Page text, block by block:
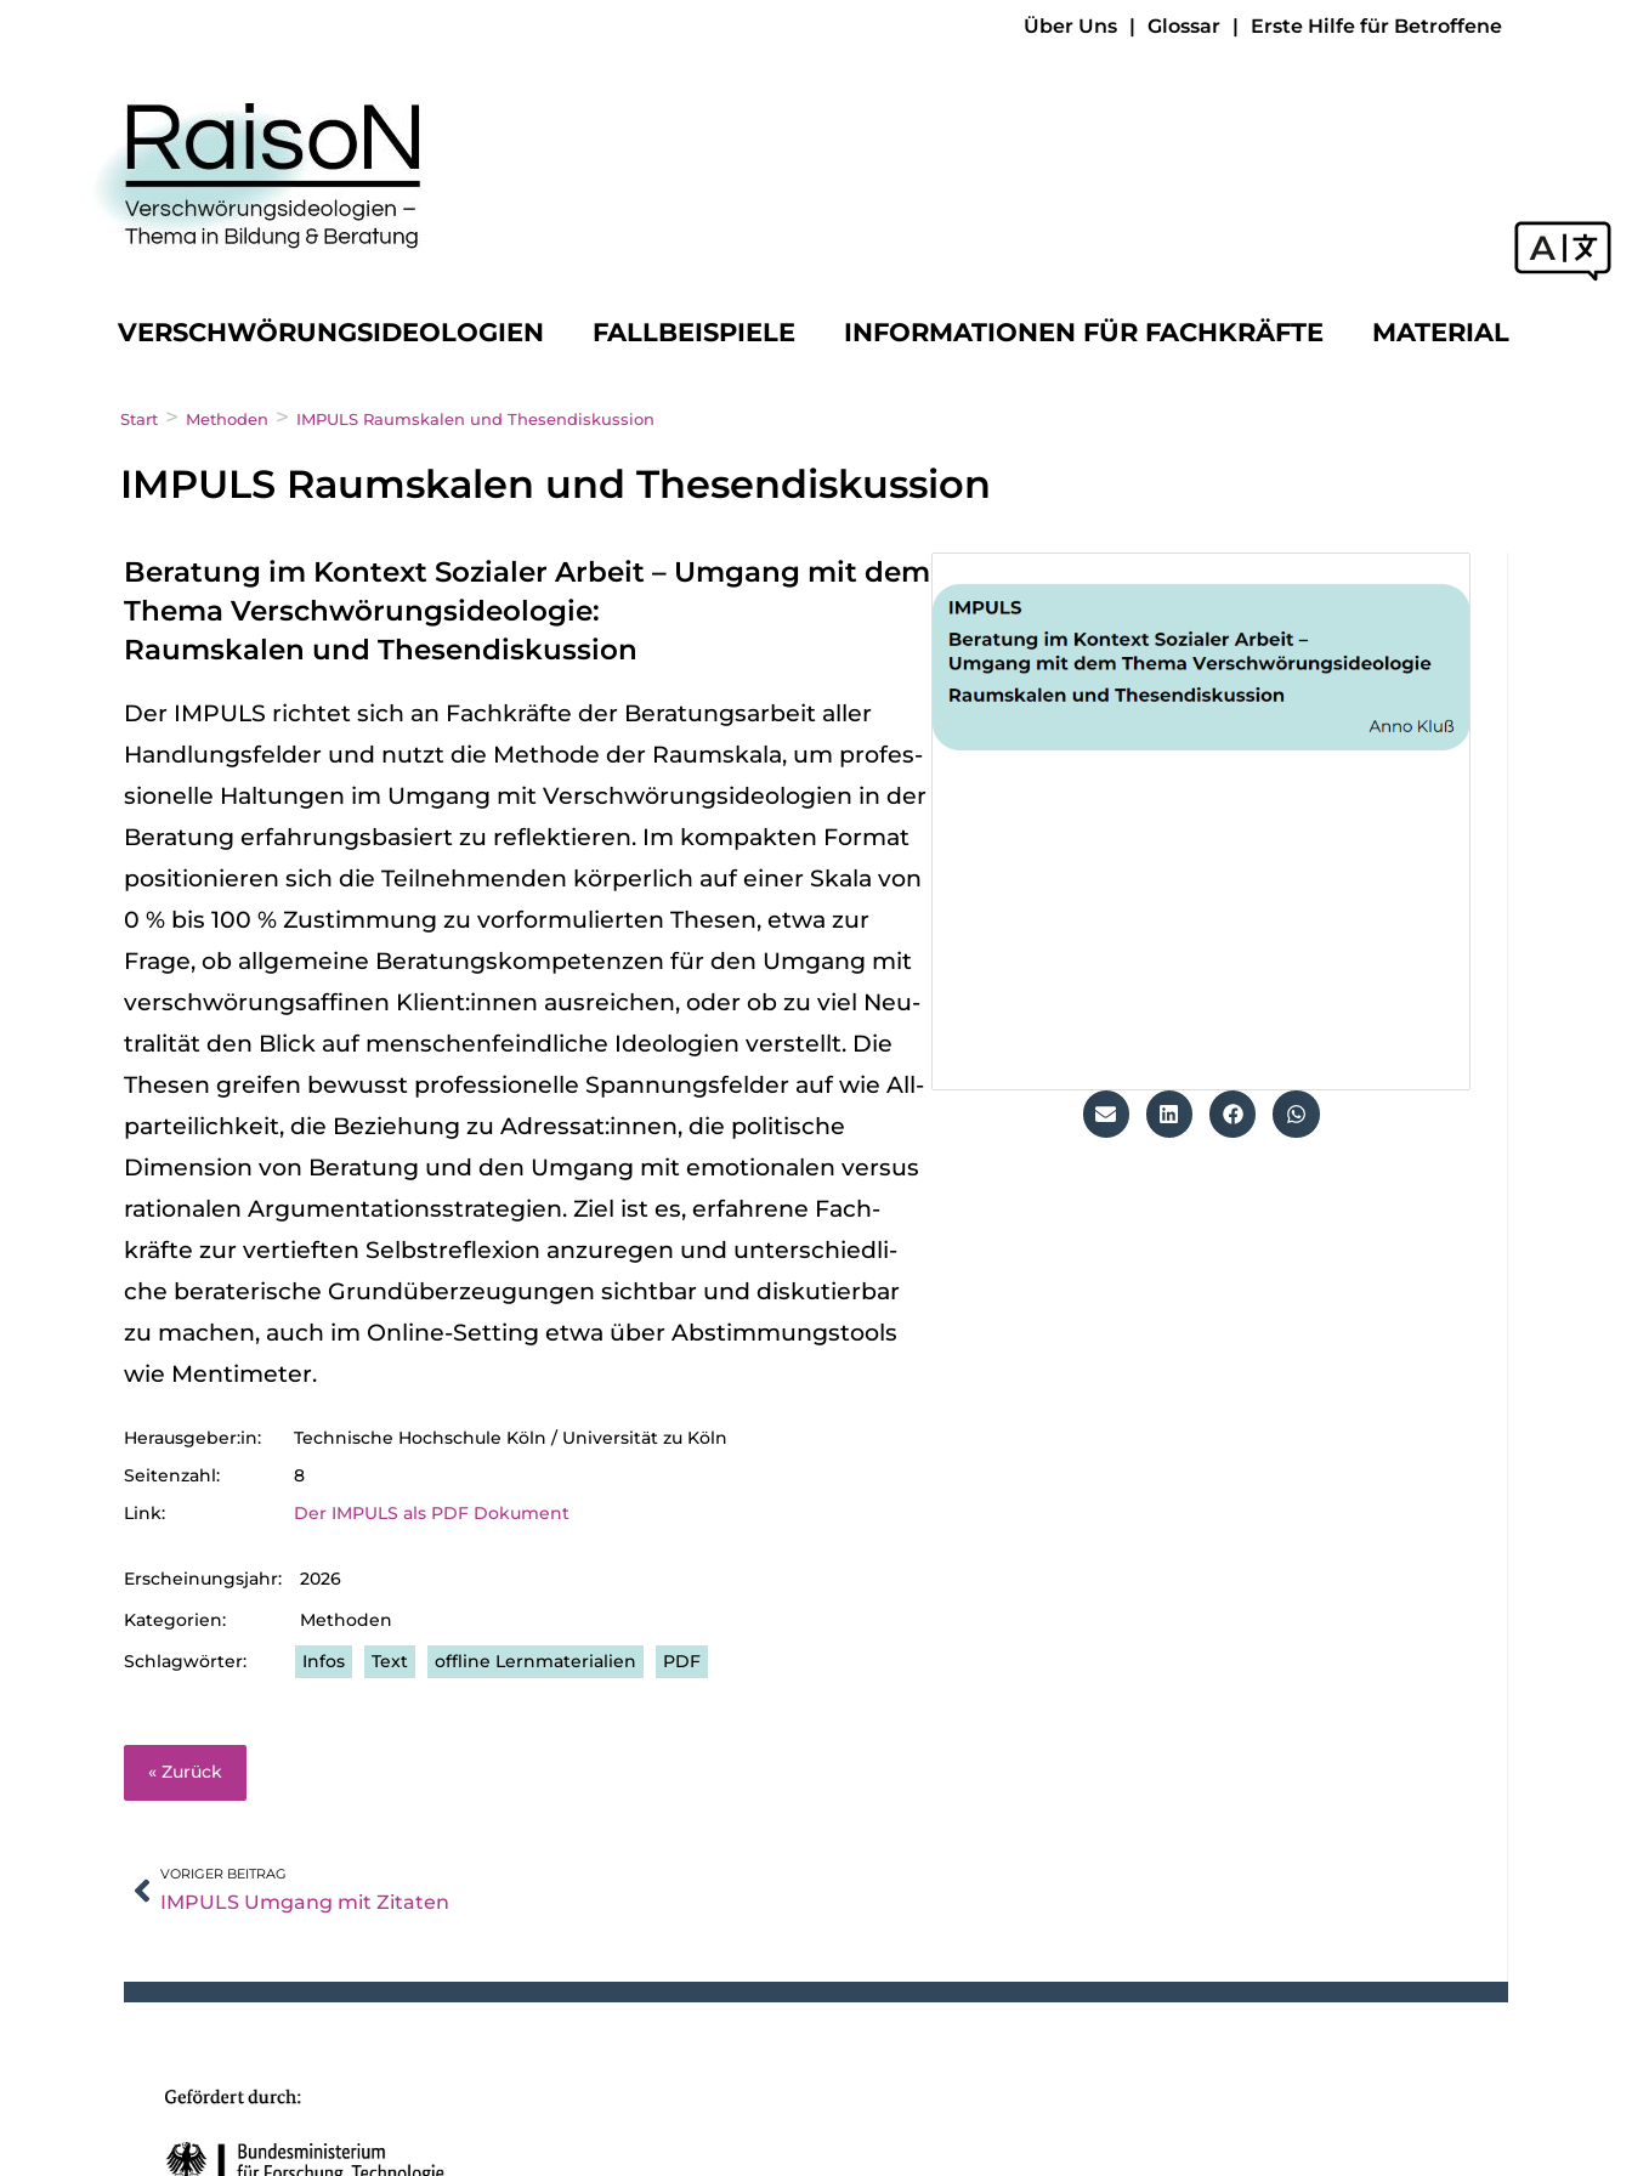
Über Uns Glossar Erste Hilfe für Betroffene
VERSCHWÖRUNGSIDEOLOGIEN FALLBEISPIELE INFORMATIONEN FÜR FACHKRÄFTE MATERIAL
IMPULS Raumskalen und Thesendiskussion
Start > Methoden > IMPULS Raumskalen und Thesendiskussion
Beratung im Kontext Sozialer Arbeit – Umgang mit dem
Thema Verschwörungsideologie:
Raumskalen und Thesendiskussion
Der IMPULS rich­tet sich an Fach­kräfte der Bera­tungs­ar­beit aller
Hand­lungs­fel­der und nutzt die Methode der Raum­skala, um pro­fes­
sio­nelle Hal­tun­gen im Umgang mit Ver­schwö­rungs­ideo­lo­gien in der
Bera­tung erfah­rungs­ba­siert zu reflek­tie­ren. Im kom­pak­ten For­mat
posi­tio­nie­ren sich die Teil­neh­men­den kör­per­lich auf einer Skala von
0 % bis 100 % Zustim­mung zu vor­for­mu­lier­ten The­sen, etwa zur
Frage, ob all­ge­meine Bera­tungs­kom­pe­ten­zen für den Umgang mit
ver­schwö­rungs­af­fi­nen Klient:innen aus­rei­chen, oder ob zu viel Neu­
tra­li­tät den Blick auf men­schen­feind­li­che Ideo­lo­gien ver­stellt. Die
The­sen grei­fen bewusst pro­fes­sio­nelle Span­nungs­fel­der auf wie All­
par­tei­lich­keit, die Bezie­hung zu Adressat:innen, die poli­ti­sche
Dimen­sion von Bera­tung und den Umgang mit emo­tio­na­len ver­sus
ratio­na­len Argu­men­ta­ti­ons­stra­te­gien. Ziel ist es, erfah­rene Fach­
kräfte zur ver­tief­ten Selbst­re­fle­xion anzu­re­gen und unter­schied­li­
che bera­te­ri­sche Grund­über­zeu­gun­gen sicht­bar und dis­ku­tier­bar
zu machen, auch im Online-Set­ting etwa über Abstim­mungs­tools
wie Men­ti­me­ter.
Herausgeber:in:
Tech­ni­sche Hoch­schule Köln / Uni­ver­si­tät zu Köln
Sei­ten­zahl:
8
Link:
Der IMPULS als PDF Doku­ment
Erscheinungsjahr:
2026
Kategorien:
Methoden
Infos
Text offline Lernmaterialien PDF
« Zurück
VORIGER BEITRAG
IMPULS Umgang mit Zitaten